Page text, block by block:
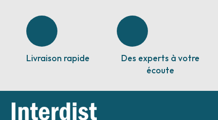
Livraison rapide
Des experts à votre
écoute